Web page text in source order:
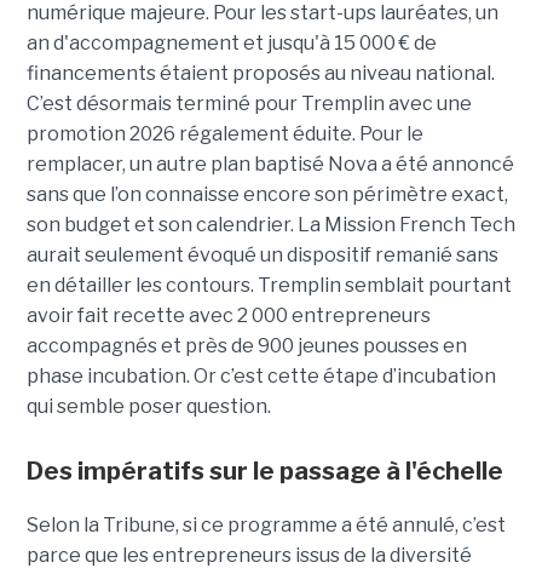
numérique majeure. Pour les start-ups lauréates, un
an d'accompagnement et jusqu'à 15 000 € de
financements étaient proposés au niveau national.
C’est désormais terminé pour Tremplin avec une
promotion 2026 régalement éduite. Pour le
remplacer, un autre plan baptisé Nova a été annoncé
sans que l’on connaisse encore son périmètre exact,
son budget et son calendrier. La Mission French Tech
aurait seulement évoqué un dispositif remanié sans
en détailler les contours. Tremplin semblait pourtant
avoir fait recette avec 2 000 entrepreneurs
accompagnés et près de 900 jeunes pousses en
phase incubation. Or c’est cette étape d’incubation
qui semble poser question.
Des impératifs sur le passage à l'échelle
Selon la Tribune, si ce programme a été annulé, c’est
parce que les entre­pre­neurs issus de la diver­sité